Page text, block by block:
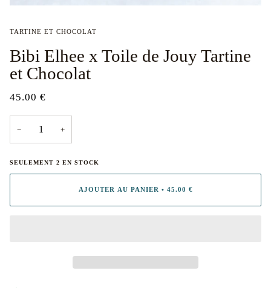
TARTINE ET CHOCOLAT
Bibi Elhee x Toile de Jouy Tartine
et Chocolat
45.00 €
− +
SEULEMENT 2 EN STOCK
AJOUTER AU PANIER • 45.00 €